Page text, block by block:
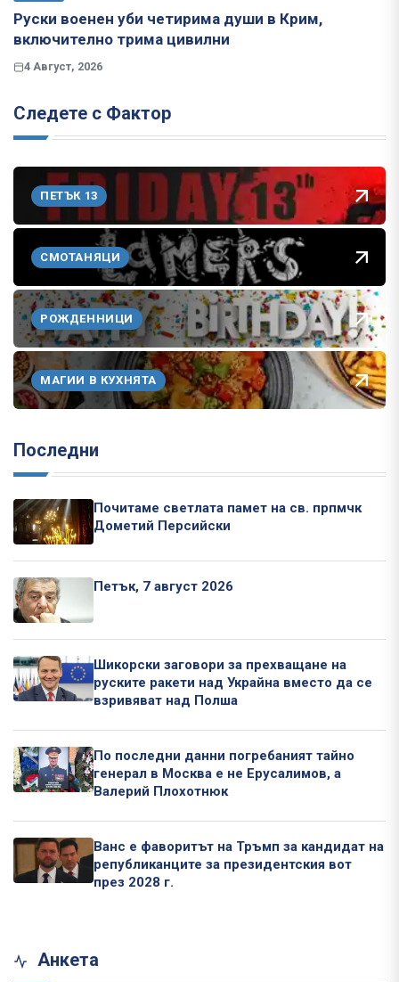
Руски военен уби четирима души в Крим,
включително трима цивилни
4 Август, 2026
Следете с Фактор
ПЕТЪК 13
СМОТАНЯЦИ
РОЖДЕННИЦИ
МАГИИ В КУХНЯТА
Последни
Почитаме светлата памет на св. прпмчк
Дометий Персийски
Петък, 7 август 2026
Шикорски заговори за прехващане на
руските ракети над Украйна вместо да се
взривяват над Полша
По последни данни погребаният тайно
генерал в Москва е не Ерусалимов, а
Валерий Плохотнюк
Ванс е фаворитът на Тръмп за кандидат на
републиканците за президентския вот
през 2028 г.
Анкета